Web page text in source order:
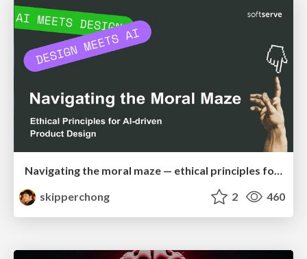
Navigating the moral maze — ethical principles for Al-driven product design
skipperchong
2 460